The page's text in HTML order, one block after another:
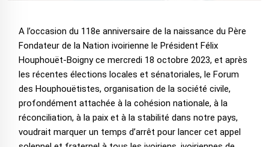
A l’occasion du 118e anniversaire de la naissance du Père
Fondateur de la Nation ivoirienne le Président Félix
Houphouët-Boigny ce mercredi 18 octobre 2023, et après
les récentes élections locales et sénatoriales, le Forum
des Houphouëtistes, organisation de la société civile,
profondément attachée à la cohésion nationale, à la
réconciliation, à la paix et à la stabilité dans notre pays,
voudrait marquer un temps d’arrêt pour lancer cet appel